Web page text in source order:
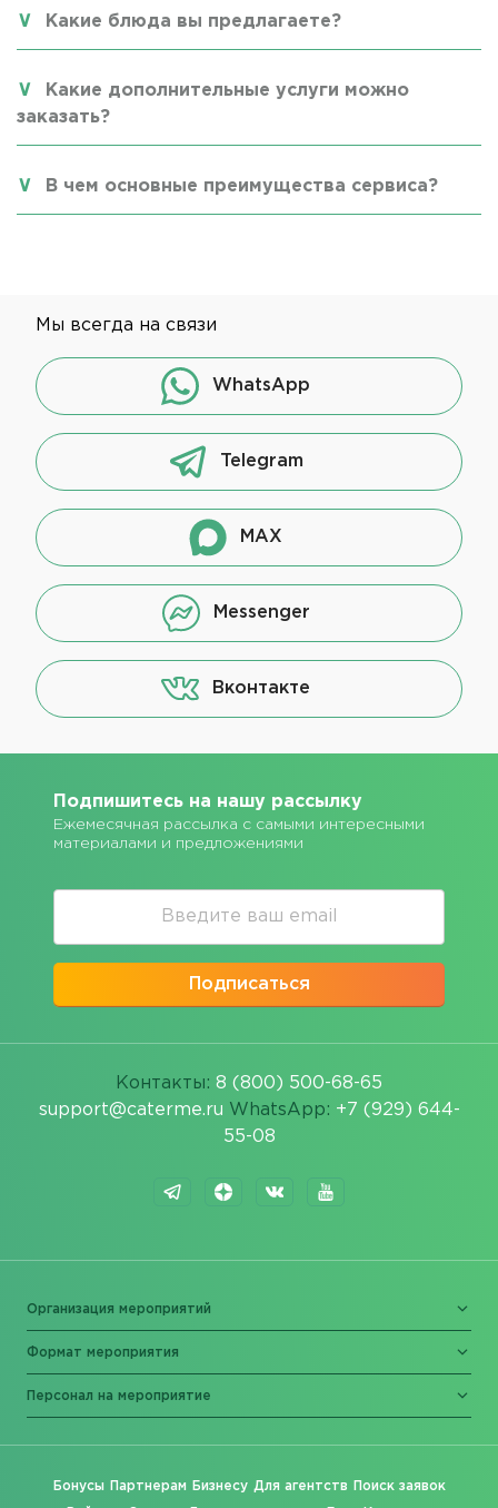
Какие блюда вы предлагаете?
Какие дополнительные услуги можно
заказать?
В чем основные преимущества сервиса?
Мы всегда на связи
WhatsApp
Telegram
MAX
Messenger
Вконтакте
Подпишитесь на нашу рассылку
Ежемесячная рассылка с самыми интересными
материалами и предложениями
Подписаться
Контакты: 8 (800) 500-68-65
support@caterme.ru WhatsApp: +7 (929) 644-
55-08
Организация мероприятий
Формат мероприятия
Персонал на мероприятие
Бонусы Партнерам Бизнесу Для агентств Поиск заявок